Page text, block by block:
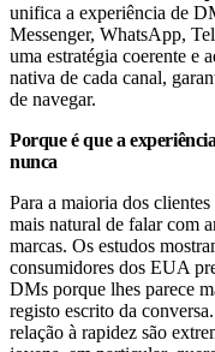
unifica a experiência de
Messenger, WhatsApp,
uma estratégia coerente e
nativa de cada canal,
de navegar.
Porque é que a
nunca
Para a maioria dos
mais natural de falar com
marcas. Os estudos
consumidores dos EUA
DMs porque lhes parece
registo escrito da
relação à rapidez são